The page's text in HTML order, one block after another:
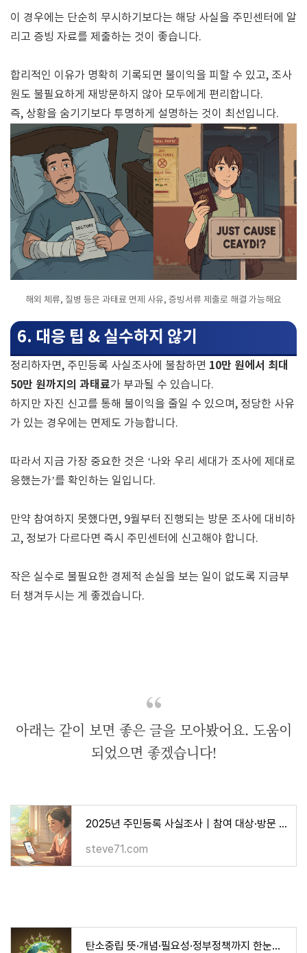
이 경우에는 단순히 무시하기보다는 해당 사실을 주민센터에 알
리고 증빙 자료를 제출하는 것이 좋습니다.
합리적인 이유가 명확히 기록되면 불이익을 피할 수 있고, 조사
원도 불필요하게 재방문하지 않아 모두에게 편리합니다.
즉, 상황을 숨기기보다 투명하게 설명하는 것이 최선입니다.
해외 체류, 질병 등은 과태료 면제 사유, 증빙서류 제출로 해결 가능해요
6. 대응 팁 & 실수하지 않기
정리하자면, 주민등록 사실조사에 불참하면 10만 원에서 최대
50만 원까지의 과태료가 부과될 수 있습니다.
하지만 자진 신고를 통해 불이익을 줄일 수 있으며, 정당한 사유
가 있는 경우에는 면제도 가능합니다.
따라서 지금 가장 중요한 것은 ‘나와 우리 세대가 조사에 제대로
응했는가’를 확인하는 일입니다.
만약 참여하지 못했다면, 9월부터 진행되는 방문 조사에 대비하
고, 정보가 다르다면 즉시 주민센터에 신고해야 합니다.
작은 실수로 불필요한 경제적 손실을 보는 일이 없도록 지금부
터 챙겨두시는 게 좋겠습니다.
아래는 같이 보면 좋은 글을 모아봤어요. 도움이
되었으면 좋겠습니다!
2025년 주민등록 사실조사｜참여 대상·방문 조사 한눈에 확인
steve71.com
탄소중립 뜻·개념·필요성·정부정책까지 한눈에 정리 (2025)